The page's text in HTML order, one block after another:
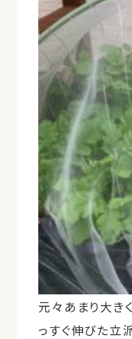
元々あまり大き
っすぐ伸びた立